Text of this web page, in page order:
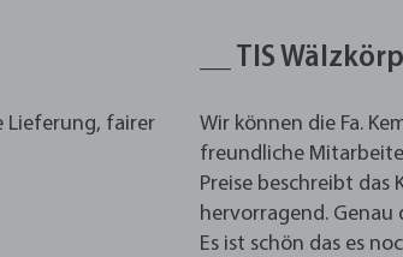
Lieferung, fairer
__ TIS
Wir können die Fa.
freundliche
Preise beschreibt das
hervorragend. Genau
Es ist schön das es